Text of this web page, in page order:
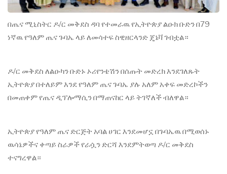
በጤና ሚኒስትር ዶ/ር መቅደስ ዳባ የተመራዉ የኢትዮጵያ ልዑክ ቡድን በ79
ነኛዉ የዓለም ጤና ጉባኤ ላይ ለመሳተፍ ስዊዘርላንድ ጄኔቫ ገብቷል።
ዶ/ር መቅደስ ለልዑካን ቡድኑ ኦሪየንቴሽን በሰጡት መድረክ እንደገለጹት
ኢትዮጵያ በተለይም እንደ የዓለም ጤና ጉባኤ ያሉ አለም አቀፍ መድረኮችን
በመጠቀም የጤና ዲፕሎማሲን በማጠናከር ላይ ትገኛለች ብለዋል።
ኢትዮጵያ የዓለም ጤና ድርጅት አባል ሀገር እንደመሆኗ በጉባኤዉ በሚወሰኑ
ዉሳኔዎችና ቀጣይ ስራዎች የራሷን ድርሻ እንደምትወጣ ዶ/ር መቅደስ
ተናግረዋል።